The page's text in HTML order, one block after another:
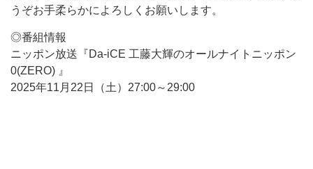
うぞお手柔らかによろしくお願いします。
◎番組情報
ニッポン放送『Da-iCE 工藤大輝のオールナイトニッポン
0(ZERO) 』
2025年11月22日（土）27:00～29:00